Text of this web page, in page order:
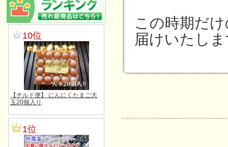
この時期だ
届けいたし